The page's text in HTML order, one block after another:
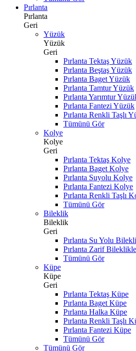
Pırlanta
Pırlanta
Geri
Yüzük
Yüzük
Geri
Pırlanta Tektaş Yüzük
Pırlanta Beştaş Yüzük
Pırlanta Baget Yüzük
Pırlanta Tamtur Yüzük
Pırlanta Yarımtur
Pırlanta Fantezi Yüzük
Pırlanta Renkli Taşlı
Tümünü Gör
Kolye
Kolye
Geri
Pırlanta Tektaş Kolye
Pırlanta Baget Kolye
Pırlanta Suyolu Kolye
Pırlanta Fantezi Kolye
Pırlanta Renkli Taşlı
Tümünü Gör
Bileklik
Bileklik
Geri
Pırlanta Su Yolu
Pırlanta Zarif
Tümünü Gör
Küpe
Küpe
Geri
Pırlanta Tektaş Küpe
Pırlanta Baget Küpe
Pırlanta Halka Küpe
Pırlanta Renkli Taşlı
Pırlanta Fantezi Küpe
Tümünü Gör
Tümünü Gör